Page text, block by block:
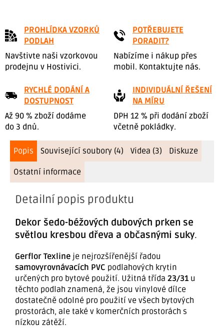
PROHLÍDKA VZORKŮ
PODLAH
Navštivte naši vzorkovou
prodejnu v Hostivici.
POTŘEBUJETE
PORADIT?
Nabízíme i nákup přes
mobil. Kontaktujte nás.
RYCHLÉ DODÁNÍ A
DOSTUPNOST
Až 90 % zboží dodáme
do 3 dnů.
INDIVIDUÁLNÍ ŘEŠENÍ
NA MÍRU
DPH 12 % při dodání zboží
včetně pokládky.
Popis Související soubory (4) Videa (3) Diskuze
Ostatní informace
Detailní popis produktu
Dekor šedo-béžových dubových prken se
světlou kresbou dřeva a občasnými suky.
Gerflor Texline je nejrozšířenější řadou
samovyrovnávacích PVC podlahových krytin
určených pro bytové použití. Užitná třída 23/31u
těchto podlah znamená, že jsou vinylové dílce
dostatečně odolné pro použití ve všech bytových
prostorách, ale také v komerčních prostorách s
nízkou zátěží.